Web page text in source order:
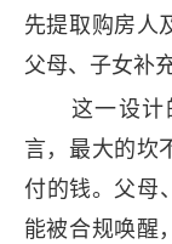
先提取购房人
父母、子女补
这一设计的
言，最大的坎
付的钱。父母
能被合规唤醒